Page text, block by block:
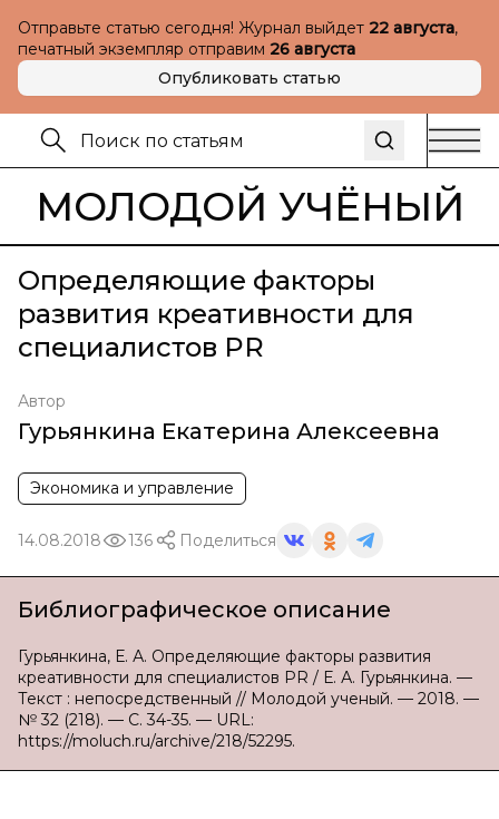
Отправьте статью сегодня! Журнал выйдет 22 августа,
печатный экземпляр отправим 26 августа
Опубликовать статью
МОЛОДОЙ УЧЁНЫЙ
Определяющие факторы
развития креативности для
специалистов PR
Автор
Гурьянкина Екатерина Алексеевна
Экономика и управление
14.08.2018 136 Поделиться
Библиографическое описание
Гурьянкина, Е. А. Определяющие факторы развития
креативности для специалистов PR / Е. А. Гурьянкина. —
Текст : непосредственный // Молодой ученый. — 2018. —
№ 32 (218). — С. 34-35. — URL:
https://moluch.ru/archive/218/52295.